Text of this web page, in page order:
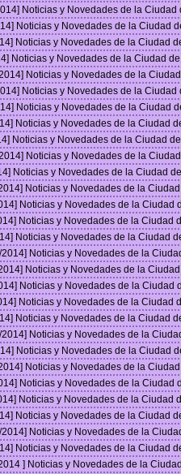
Noticias y Novedades de la
Noticias y Novedades de la Ciudad
Noticias y Novedades de la Ciudad
Noticias y Novedades de la Ciudad
Noticias y Novedades de la
Noticias y Novedades de la
Noticias y Novedades de la Ciudad
Noticias y Novedades de la Ciudad
Noticias y Novedades de la Ciudad
Noticias y Novedades de la
Noticias y Novedades de la Ciudad
Noticias y Novedades de la
Noticias y Novedades de la Ciudad
Noticias y Novedades de la Ciudad
Noticias y Novedades de la Ciudad
2014] Noticias y Novedades de la
Noticias y Novedades de la
Noticias y Novedades de la Ciudad
Noticias y Novedades de la Ciudad
Noticias y Novedades de la Ciudad
2014] Noticias y Novedades de la
Noticias y Novedades de la Ciudad
Noticias y Novedades de la
Noticias y Novedades de la Ciudad
Noticias y Novedades de la Ciudad
Noticias y Novedades de la Ciudad
2014] Noticias y Novedades de la
Noticias y Novedades de la Ciudad
] Noticias y Novedades de la